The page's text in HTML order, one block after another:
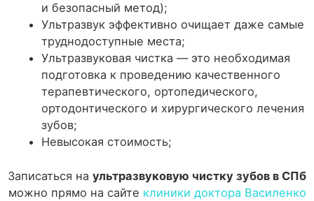
и безопасный метод);
Ультразвук эффективно очищает даже самые
труднодоступные места;
Ультразвуковая чистка — это необходимая
подготовка к проведению качественного
терапевтического, ортопедического,
ортодонтического и хирургического лечения
зубов;
Невысокая стоимость;
Записаться на ультразвуковую чистку зубов в СПб
можно прямо на сайте клиники доктора Василенко